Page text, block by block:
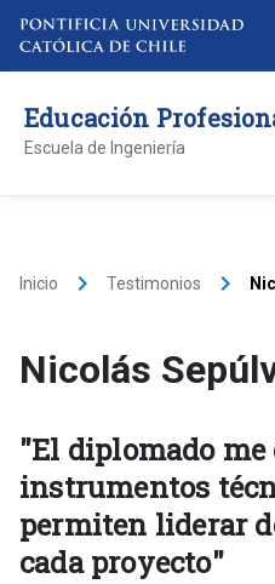
Educación
Escuela de Ingeniería
Inicio keyboard_arrow_right Testimonios keyboard_arrow_right
Nicolás
"El diplomado me
instrumentos
permiten liderar
cada proyecto"